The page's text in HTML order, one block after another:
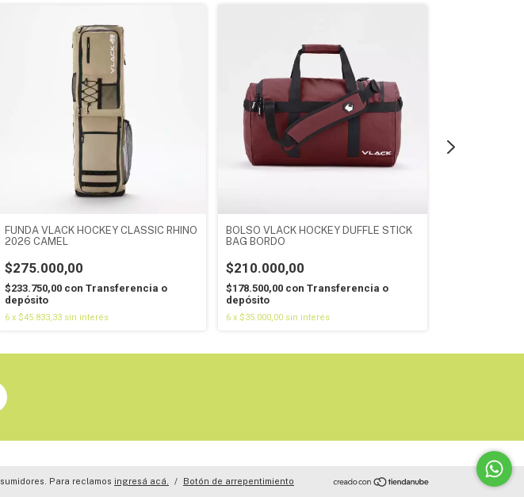
FUNDA VLACK HOCKEY CLASSIC RHINO
2026 CAMEL
$275.000,00
$233.750,00 con Transferencia o
depósito
6 x $45.833,33 sin interés
BOLSO VLACK HOCKEY DUFFLE STICK
BAG BORDO
$210.000,00
$178.500,00 con Transferencia o
depósito
6 x $35.000,00 sin interés
Para reclamos ingresá acá. / Botón de arrepentimiento